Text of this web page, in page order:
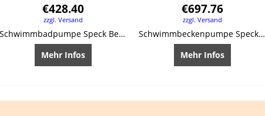
€428.40
zzgl. Versand
Schwimmbadpumpe Speck Bettar
Mehr Infos
€697.76
zzgl. Versand
Schwimmbeckenpumpe Speck Badu-90
Mehr Infos